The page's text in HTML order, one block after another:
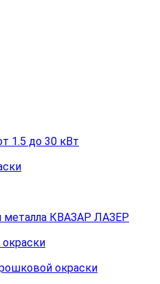
1.5 до 30 кВт
металла КВАЗАР ЛАЗЕР
окраски